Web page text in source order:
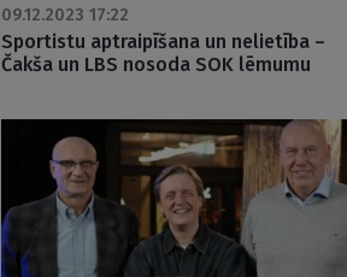
09.12.2023 17:22
Sportistu aptraipīšana un nelietība –
Čakša un LBS nosoda SOK lēmumu